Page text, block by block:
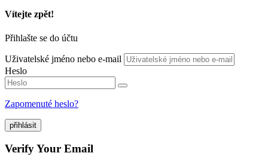
Vítejte zpět!
Přihlašte se do účtu
Uživatelské jméno nebo e-mail
Heslo
Zapomenuté heslo?
přihlásit
Verify Your Email